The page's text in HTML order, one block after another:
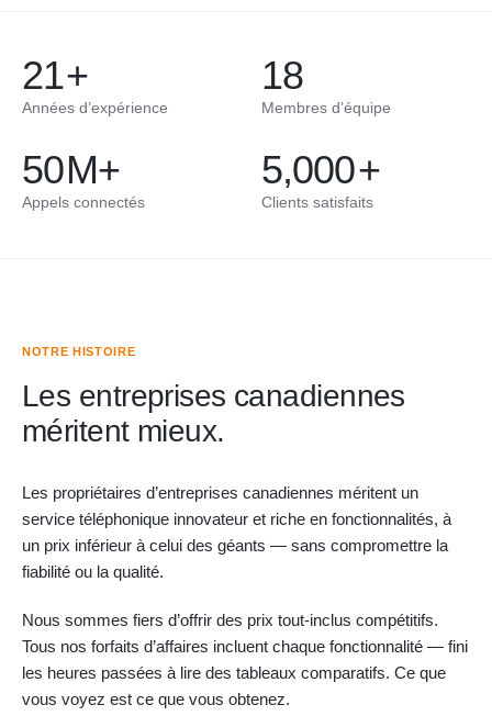
21+
Années d’expérience
18
Membres d’équipe
50M+
Appels connectés
5,000+
Clients satisfaits
NOTRE HISTOIRE
Les entreprises canadiennes
méritent mieux.
Les propriétaires d’entreprises canadiennes méritent un
service téléphonique innovateur et riche en fonctionnalités, à
un prix inférieur à celui des géants — sans compromettre la
fiabilité ou la qualité.
Nous sommes fiers d’offrir des prix tout-inclus compétitifs.
Tous nos forfaits d’affaires incluent chaque fonctionnalité — fini
les heures passées à lire des tableaux comparatifs. Ce que
vous voyez est ce que vous obtenez.